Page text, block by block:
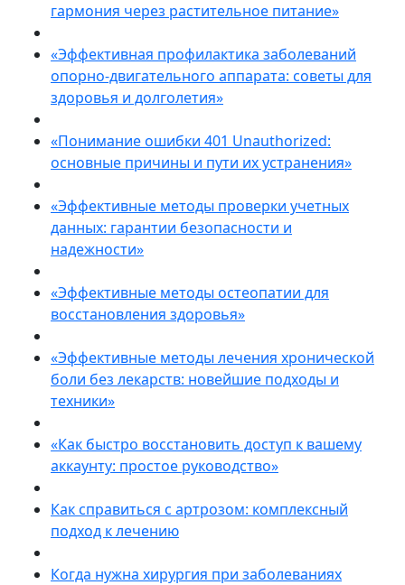
гармония через растительное питание»
«Эффективная профилактика заболеваний
опорно-двигательного аппарата: советы для
здоровья и долголетия»
«Понимание ошибки 401 Unauthorized:
основные причины и пути их устранения»
«Эффективные методы проверки учетных
данных: гарантии безопасности и
надежности»
«Эффективные методы остеопатии для
восстановления здоровья»
«Эффективные методы лечения хронической
боли без лекарств: новейшие подходы и
техники»
«Как быстро восстановить доступ к вашему
аккаунту: простое руководство»
Как справиться с артрозом: комплексный
подход к лечению
Когда нужна хирургия при заболеваниях